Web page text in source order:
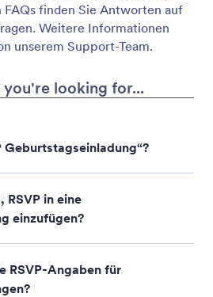
FAQs finden Sie Antworten auf
Weitere Informationen
unserem Support-Team.
Geburtstagseinladung“?
in eine
einzufügen?
RSVP-Angaben für